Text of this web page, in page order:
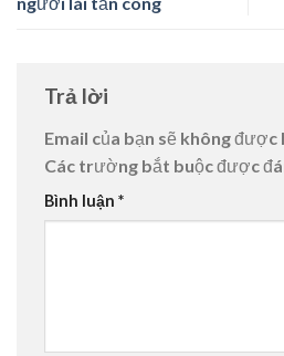
Trả lời
Email của bạn sẽ không được
Các trường bắt buộc được
Bình luận *